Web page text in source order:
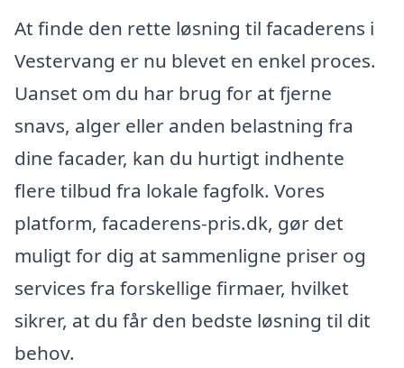
At finde den rette løsning til facaderens i
Vestervang er nu blevet en enkel proces.
Uanset om du har brug for at fjerne
snavs, alger eller anden belastning fra
dine facader, kan du hurtigt indhente
flere tilbud fra lokale fagfolk. Vores
platform, facaderens-pris.dk, gør det
muligt for dig at sammenligne priser og
services fra forskellige firmaer, hvilket
sikrer, at du får den bedste løsning til dit
behov.